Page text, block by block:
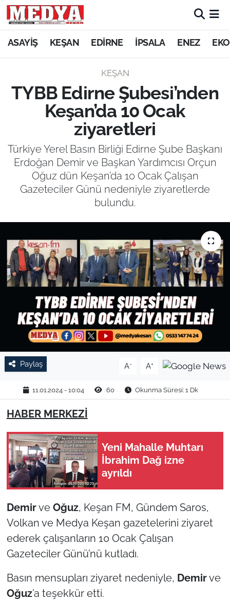
ASAYİŞ KEŞAN EDİRNE İPSALA ENEZ
KEŞAN
TYBB Edirne Şubesi’nden
Keşan’da 10 Ocak
ziyaretleri
Türkiye Yerel Basın Birliği Edirne Şube Başkanı
Erdoğan Demir ve Başkan Yardımcısı Orçun
Oğuz dün Keşan’da 10 Ocak Çalışan
Gazeteciler Günü nedeniyle ziyaretlerde
bulundu.
Paylaş A- A+
11.01.2024 - 10:04 60 Okunma Süresi: 1 Dk
HABER MERKEZİ
Yeni Mahalle Muhtarı
İbrahim Dağ izne
ayrıldı
Demirve Oğuz, Keşan FM, Gündem Saros,
Volkan ve Medya Keşan gazetelerini ziyaret
ederek çalışanların 10 Ocak Çalışan
Gazeteciler Günü’nü kutladı.
Basın mensupları ziyaret nedeniyle, Demirve
Oğuz’a teşekkür etti.
KEŞAN
ASAYİŞ
SİYASET
GÜNDEM
EKONOMİ
EĞİTİM
TARIM VE HAYVANCILIK
KÜLTÜR SANAT
RESMİ İLAN
SPOR
YAŞAM
KIRKLARELİ
ÇANAKKALE
TÜRKİYE
Bölge
Güvenlik
Politika